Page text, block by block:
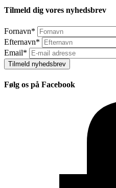
Tilmeld dig vores nyhedsbrev
Fornavn*
Efternavn*
Email*
Tilmeld nyhedsbrev
Følg os på Facebook